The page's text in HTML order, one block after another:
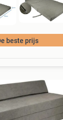
beste prijs